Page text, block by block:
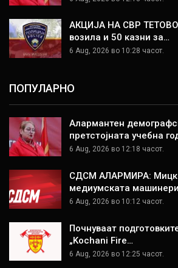
АКЦИЈА НА СВР
возила и 50 казни за…
6 Aug, 2026 во 10:28 часот.
ПОПУЛАРНО
Алармантен
претстојната учебна
6 Aug, 2026 во 12:18 часот.
СДСМ АЛАРМИРА:
медиумската
6 Aug, 2026 во 10:12 часот.
Почнуваат
„Kochani Fire…
6 Aug, 2026 во 12:25 часот.